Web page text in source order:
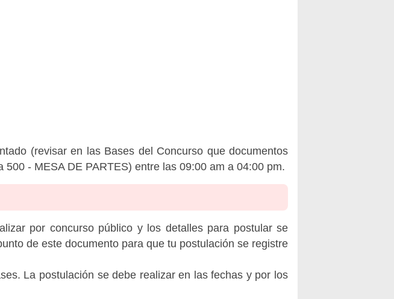
(revisar en las Bases del Concurso que documentos
- MESA DE PARTES) entre las 09:00 am a 04:00 pm.
por concurso público y los detalles para postular se
de este documento para que tu postulación se registre
La postulación se debe realizar en las fechas y por los